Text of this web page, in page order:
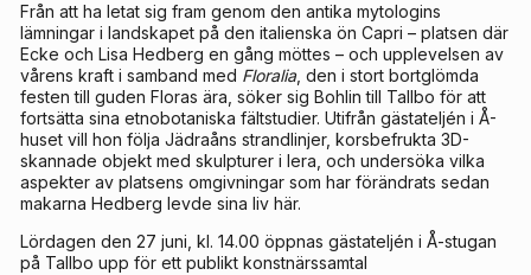
Från att ha letat sig fram genom den antika mytologins
lämningar i landskapet på den italienska ön Capri – platsen där
Ecke och Lisa Hedberg en gång möttes – och upplevelsen av
vårens kraft i samband med Floralia, den i stort bortglömda
festen till guden Floras ära, söker sig Bohlin till Tallbo för att
fortsätta sina etnobotaniska fältstudier. Utifrån gästateljén i Å-
huset vill hon följa Jädraåns strandlinjer, korsbefrukta 3D-
skannade objekt med skulpturer i lera, och undersöka vilka
aspekter av platsens omgivningar som har förändrats sedan
makarna Hedberg levde sina liv här.
Lördagen den 27 juni, kl. 14.00 öppnas gästateljén i Å-stugan
på Tallbo upp för ett publikt konstnärssamtal